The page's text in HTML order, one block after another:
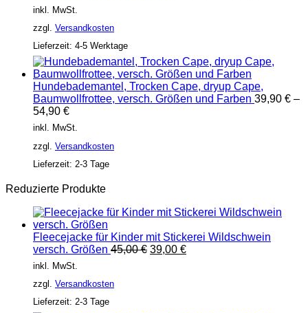
inkl. MwSt.
zzgl. Versandkosten
Lieferzeit: 4-5 Werktage
Hundebademantel, Trocken Cape, dryup Cape,
Baumwollfrottee, versch. Größen und Farben 39,90 € –
54,90 €
inkl. MwSt.
zzgl. Versandkosten
Lieferzeit: 2-3 Tage
Reduzierte Produkte
Fleecejacke für Kinder mit Stickerei Wildschwein
versch. Größen 45,00€ Ursprünglicher
39,00 €Aktueller
inkl. MwSt.
zzgl. Versandkosten
Lieferzeit: 2-3 Tage